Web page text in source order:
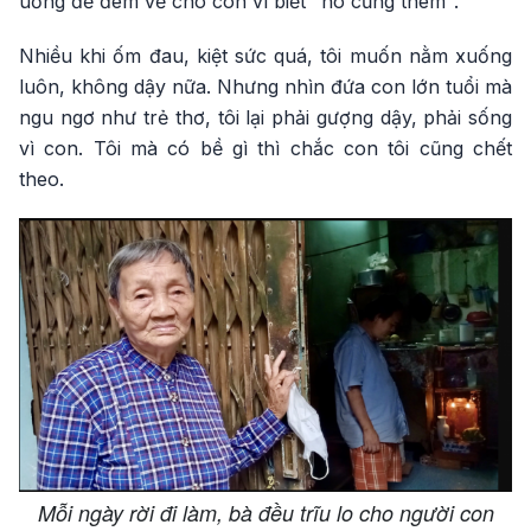
Nhiều khi ốm đau, kiệt sức quá, tôi muốn nằm xuống
luôn, không dậy nữa. Nhưng nhìn đứa con lớn tuổi mà
ngu ngơ như trẻ thơ, tôi lại phải gượng dậy, phải sống
vì con. Tôi mà có bề gì thì chắc con tôi cũng chết
theo.
Mỗi ngày rời đi làm, bà đều trĩu lo cho người con